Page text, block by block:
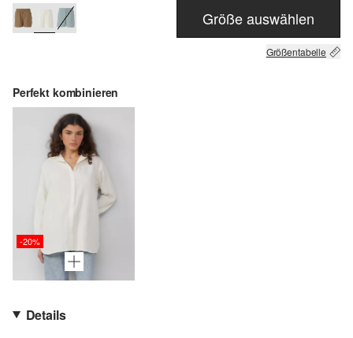
Größe auswählen
Größentabelle
Perfekt kombinieren
-20%
Details